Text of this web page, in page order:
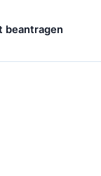
beantragen